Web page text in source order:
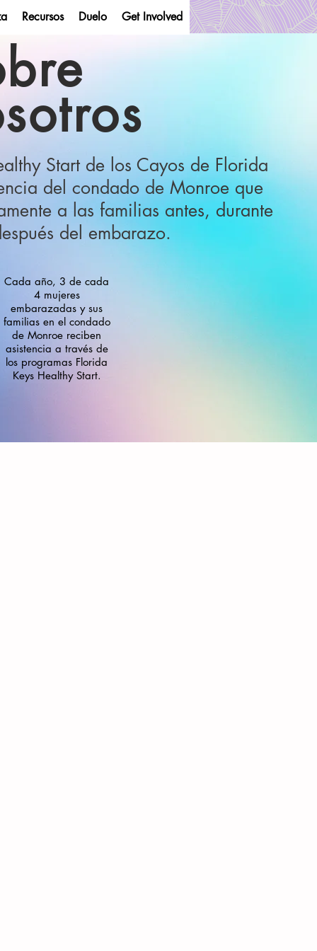
Start
Start de los Cayos de Florida
del condado de Monroe que
a las familias antes, durante
del embarazo.
Cada año, 3 de cada
4 mujeres
embarazadas y sus
familias en el condado
de Monroe reciben
asistencia a través de
los programas Florida
Keys Healthy Start.
Recursos Duelo Get Involved